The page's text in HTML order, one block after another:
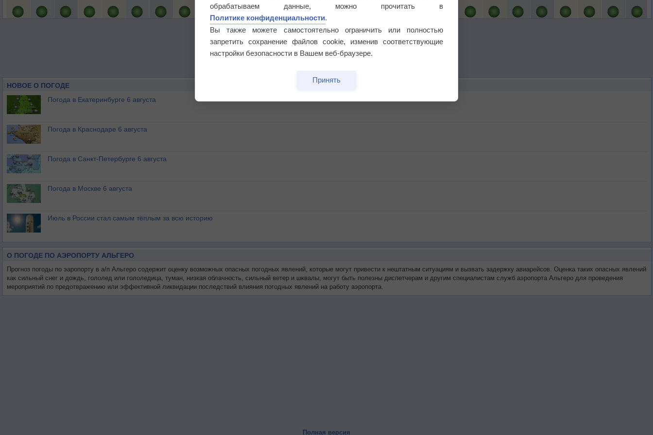
НОВОЕ О ПОГОДЕ
Погода в Екатеринбурге 6 августа
Погода в Краснодаре 6 августа
Погода в Санкт-Петербурге 6 августа
Погода в Москве 6 августа
Июль в России стал самым тёплым за всю историю
О ПОГОДЕ ПО АЭРОПОРТУ АЛЬГЕРО
Прогноз погоды по эаропорту в а/п Альгеро содержит оценку возможных опасных погодных явлений, которые могут привести к нештатным ситуациям и вызвать задержку авиарейсов. Оценка таких опасных явлений
как сильный снег и дождь, гололед или гололедица, туман, низкая облачность, сильный ветер и шквалы, могут быть полезны диспетчерам и другим специалистам служб аэропорта Альгеро для проведения
мероприятий по предотвражению или эффективной ликвидации последствий влияния погодных явлений на работу аэропорта.
Полная версия
обрабатываем данные, можно прочитать в
Политике конфиденциальности.
Вы также можете самостоятельно ограничить или полностью
запретить сохранение файлов cookie, изменив соответствующие
настройки безопасности в Вашем веб-браузере.
Принять